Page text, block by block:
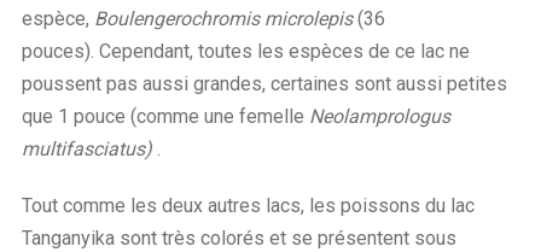
espèce, Boulengerochromis microlepis(36
pouces). Cependant, toutes les espèces de ce lac ne
poussent pas aussi grandes, certaines sont aussi petites
que 1 pouce (comme une femelle Neolamprologus
multifasciatus).
Tout comme les deux autres lacs, les poissons du lac
Tanganyika sont très colorés et se présentent sous